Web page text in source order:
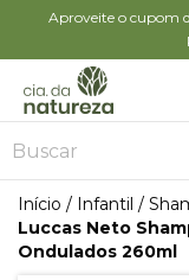
Aproveite o cupom
Início / Infantil /
Luccas Neto
Ondulados 260ml